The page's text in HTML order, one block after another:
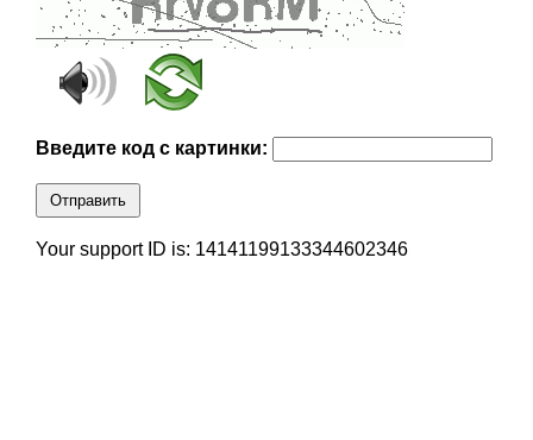
Введите код с картинки:
Отправить
Your support ID is: 14141199133344602346